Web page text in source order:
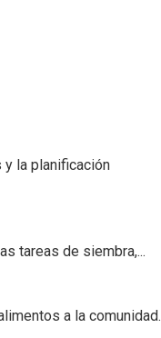
la planificación
tareas de siembra,...
a la comunidad.